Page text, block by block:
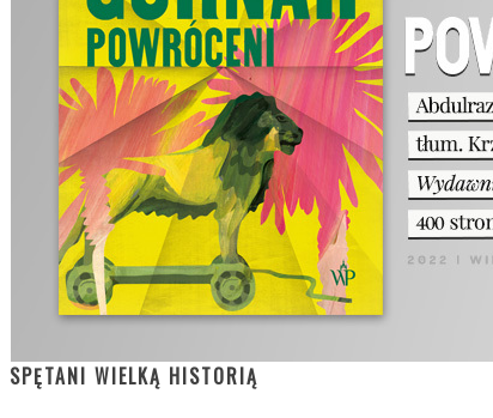
SPĘTANI WIELKĄ HISTORIĄ